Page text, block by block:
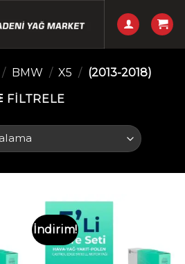
/ BMW / X5 / (2013-2018)
FILTRELE
İndirim!